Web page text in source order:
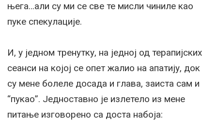
њега…али су ми се све те мисли чиниле као
пуке спекулације.
И, у једном тренутку, на једној од терапијских
сеанси на којој се опет жалио на апатију, док
су мене болеле досада и глава, заиста сам и
“пукао”. Једноставно је излетело из мене
питање изговорено са доста набоја: